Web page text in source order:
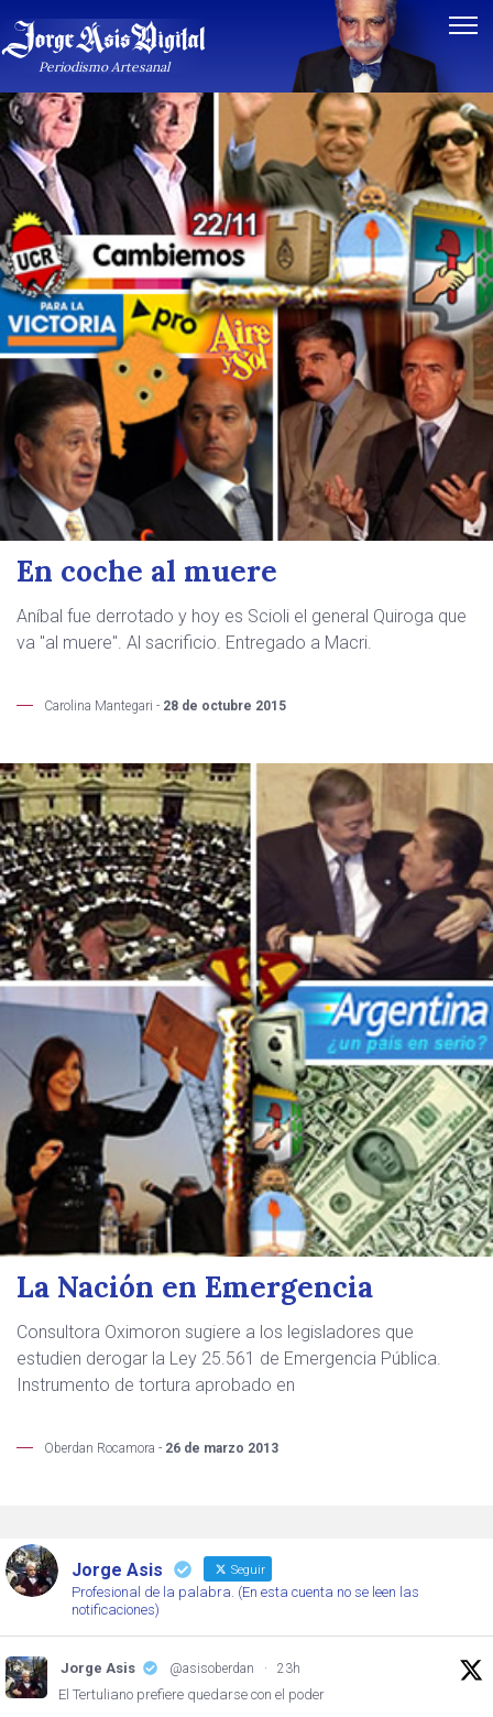
Periodismo Artesanal
En coche al muere
Aníbal fue derrotado y hoy es Scioli el general Quiroga que
va "al muere". Al sacrificio. Entregado a Macri.
Carolina Mantegari - 28 de octubre 2015
La Nación en Emergencia
Consultora Oximoron sugiere a los legisladores que
estudien derogar la Ley 25.561 de Emergencia Pública.
Instrumento de tortura aprobado en
Oberdan Rocamora - 26 de marzo 2013
Jorge Asis Seguir
Profesional de la palabra. (En esta cuenta no se leen las
notificaciones)
Jorge Asis @asisoberdan · 23h
El Tertuliano prefiere quedarse con el poder